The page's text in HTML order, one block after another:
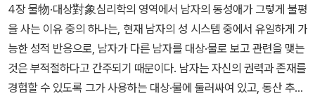
무거운 기억에 대해 등을 돌릴 수 없을 것이다. 여성을 인간으로 평가
하면, 현재 상처받고 있는 여성이나 앞으로 상처받게 될 여성에 대해
서나 등을 돌릴 수 없을 것이다.
공감할 것이다. 그녀의 용기 있는 고발은 미디어와 정치계의 비난으
로 역공을 맞이해야 했다. 공개적으로 목소리를 냈음에도 그녀를 신
뢰하지 않는 사람들, 함부로 비난하는 사람들 때문에 애니타 힐은 너
무나 힘들었을 것이다. 하지만 두려움 때문에 성희롱에 맞서지 못하
고 참아야만 했던 여성들에게 그녀의 용기 있는 행동은 분명 힘을 불
<On Women> - 페미니즘 성향의 에세이 7개가 수록되어 있음 : <
여성의 제3세계>, <매혹적인 파시즘>, 잡지들과의 인터뷰 (에이드
리언 리치와 대화한 것도 있다고) 시그리드 누네즈 <우리가 사는 방
식> 토니 모리슨 <가장 푸른 눈>에리카 종 <비행 공포>리타 메이 브
라운 <루비 프루트 정글> 마거릿 애트우드 <신탁받은 여자 Lady O
고 있듯이, 『강간의 본질은...... 심리적·육체적인 힘의 정도 안에 존재
하는 것이 아니라 ...... 남자의 여자에 대한 태도, 즉 위장된 강간이나
노골적인 강간을 가능하게 하는 태도 안에 존재한다. 여자를 희생자
로 고려하는 권리를 획득하기 전에, 여자가 죽음의 상태나 적어도 피
를 흘리기를 요구하는 태도는, 위와 동일한 것이다.』...... 강간의 본질
4장 물物·대상對象심리학의 영역에서 남자의 동성애가 그렇게 불평
을 사는 이유 중의 하나는, 현재 남자의 성 시스템 중에서 유일하게 가
능한 성적 반응으로, 남자가 다른 남자를 대상·물로 보고 관련을 맺는
것은 부적절하다고 간주되기 때문이다. 남자는 자신의 권력과 존재를
경험할 수 있도록 그가 사용하는 대상·물에 둘러싸여 있고, 동산 추구